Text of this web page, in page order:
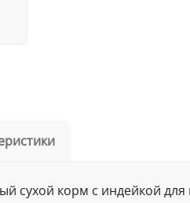
сухой корм с индейкой